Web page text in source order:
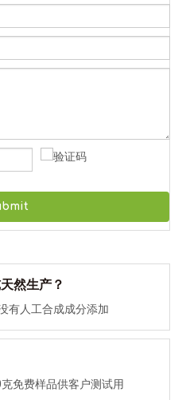
然生产？
有人工合成成分添加
免费样品供客户测试用